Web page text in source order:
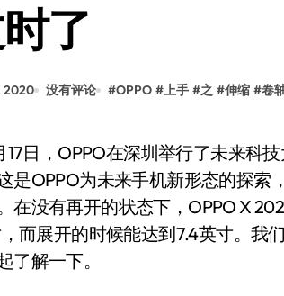
了
2020 没有评论 #OPPO # 上手 #之 #伸缩 #卷
是OPPO为未来手机新形态的探索
在没有再开的状态下，OPPO X
而展开的时候能达到7.4英寸。我
了解一下。